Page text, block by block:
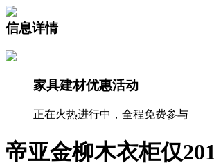
信息详情
家具建材优惠活动
正在火热进行中，全程免费参与
帝亚金柳木衣柜仅